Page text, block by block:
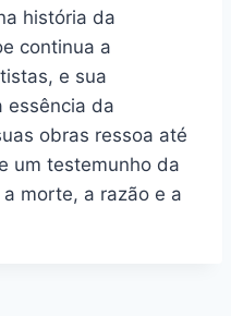
história da
continua a
e sua
essência da
obras ressoa até
um testemunho da
morte, a razão e a